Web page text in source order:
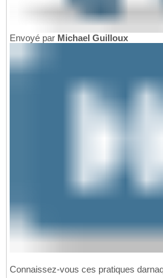
Envoyé par Michael Guilloux
Connaissez-vous ces pratiques